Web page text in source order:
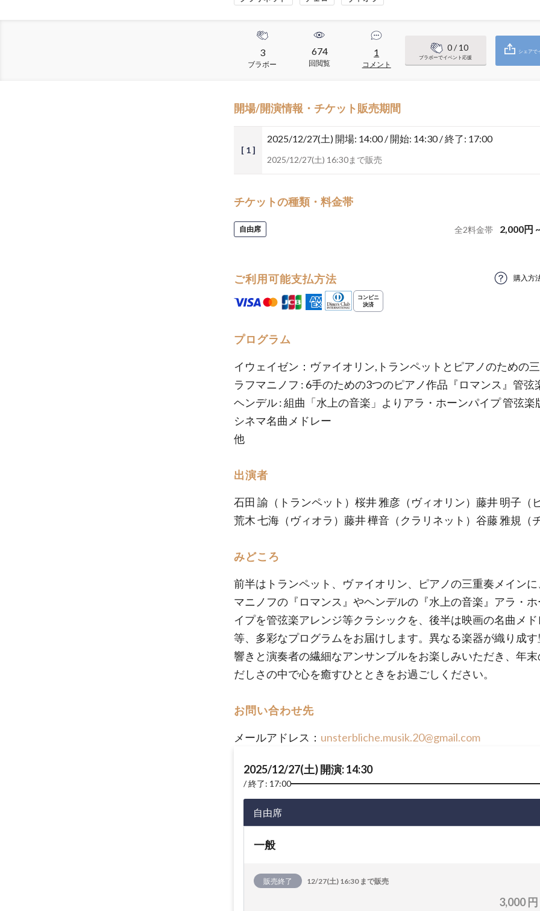
3
ブラボー
674
回閲覧
1
コメント
0/ 10
ブラボーでイベント応援
シェアで
開場/開演情報・チケット販売期間
[ 1 ]
2025/12/27(土) 開場: 14:00 / 開始: 14:30 / 終了: 17:00
2025/12/27(土) 16:30まで販売
チケットの種類・料金帯
自由席 全2料金帯 2,000円 ~
ご利用可能支払方法 購入方
プログラム
イウェイゼン：ヴァイオリン,トランペットとピアノのための
ラフマニノフ : 6手のための3つのピアノ作品『ロマンス』管弦
ヘンデル : 組曲「水上の音楽」よりアラ・ホーンパイプ 管弦楽
シネマ名曲メドレー
他
出演者
石田 諭（トランペット）桜井 雅彦（ヴィオリン）藤井 明子（
荒木 七海（ヴィオラ）藤井 樺音（クラリネット）谷藤 雅規（
みどころ
前半はトランペット、ヴァイオリン、ピアノの三重奏メインに
マニノフの『ロマンス』やヘンデルの『水上の音楽』アラ・
イプを管弦楽アレンジ等クラシックを、後半は映画の名曲メド
等、多彩なプログラムをお届けします。異なる楽器が織り成す
響きと演奏者の繊細なアンサンブルをお楽しみいただき、年末
だしさの中で心を癒すひとときをお過ごしください。
お問い合わせ先
メールアドレス： unsterbliche.musik.20@gmail.com
2025/12/27(土) 開演: 14:30
終了: 17:00
自由席
一般
販売終了 12/27(土) 16:30 まで販売
3,000 円